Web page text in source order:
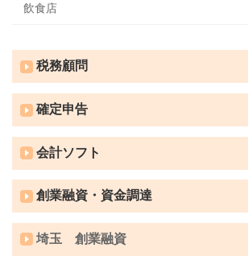
飲食店
税務顧問
確定申告
会計ソフト
創業融資・資金調達
埼玉 創業融資